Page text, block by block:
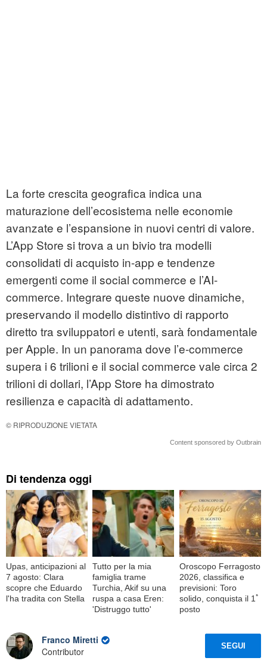
La forte crescita geografica indica una
maturazione dell’ecosistema nelle economie
avanzate e l’espansione in nuovi centri di valore.
L’App Store si trova a un bivio tra modelli
consolidati di acquisto in-app e tendenze
emergenti come il social commerce e l’AI-
commerce. Integrare queste nuove dinamiche,
preservando il modello distintivo di rapporto
diretto tra sviluppatori e utenti, sarà fondamentale
per Apple. In un panorama dove l’e-commerce
supera i 6 trilioni e il social commerce vale circa 2
trilioni di dollari, l’App Store ha dimostrato
resilienza e capacità di adattamento.
© RIPRODUZIONE VIETATA
Content sponsored by Outbrain
Di tendenza oggi
Upas, anticipazioni al
7 agosto: Clara
scopre che Eduardo
l'ha tradita con Stella
Tutto per la mia
famiglia trame
Turchia, Akif su una
ruspa a casa Eren:
'Distruggo tutto'
Oroscopo Ferragosto
2026, classifica e
previsioni: Toro
solido, conquista il 1ﾟ
posto
Franco Miretti
Contributor
SEGUI